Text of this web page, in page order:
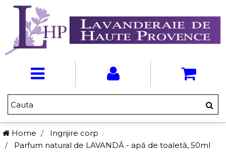
Home
Ingrijire corp
Parfum natural de LAVANDĂ - apă de toaletă, 50ml